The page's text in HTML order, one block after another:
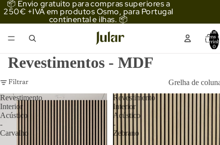
📦 Envio gratuito para compras superiores a
250€ +IVA em produtos Osmo, para Portugal
continental e ilhas. 📦
Total
itens
0
Revestimentos - MDF
Filtrar
Grelha de
Revestimento
Interior
Acústico
-
Carvalho
Revestimento
Interior
Acústico
-
Zebrano